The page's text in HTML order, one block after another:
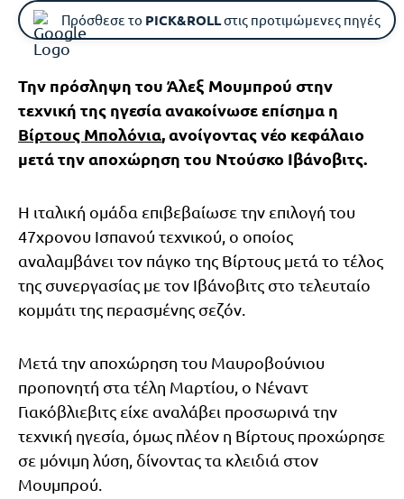
Πρόσθεσε το PICK&ROLLστις προτιμώμενες πηγές
Την πρόσληψη του Άλεξ Μουμπρού στην
τεχνική της ηγεσία ανακοίνωσε επίσημα η
Βίρτους Μπολόνια, ανοίγοντας νέο κεφάλαιο
μετά την αποχώρηση του Ντούσκο Ιβάνοβιτς.
Η ιταλική ομάδα επιβεβαίωσε την επιλογή του
47χρονου Ισπανού τεχνικού, ο οποίος
αναλαμβάνει τον πάγκο της Βίρτους μετά το τέλος
της συνεργασίας με τον Ιβάνοβιτς στο τελευταίο
κομμάτι της περασμένης σεζόν.
Μετά την αποχώρηση του Μαυροβούνιου
προπονητή στα τέλη Μαρτίου, ο Νέναντ
Γιακόβλιεβιτς είχε αναλάβει προσωρινά την
τεχνική ηγεσία, όμως πλέον η Βίρτους προχώρησε
σε μόνιμη λύση, δίνοντας τα κλειδιά στον
Μουμπρού.